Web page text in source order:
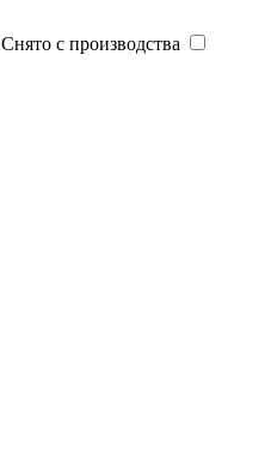
Снято с производства